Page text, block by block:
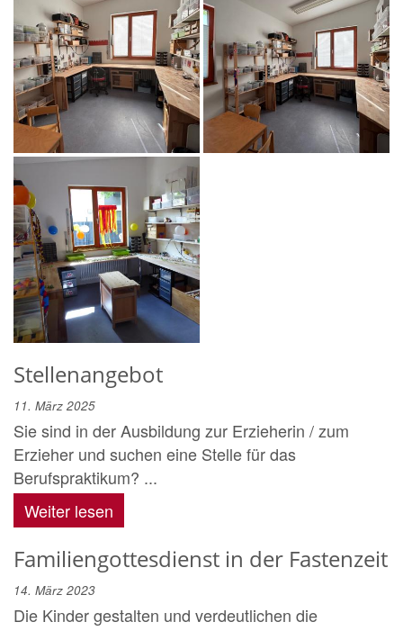
Stellenangebot
11. März 2025
Sie sind in der Ausbildung zur Erzieherin / zum
Erzieher und suchen eine Stelle für das
Berufspraktikum? ...
Weiter lesen
Familiengottesdienst in der Fastenzeit
14. März 2023
Die Kinder gestalten und verdeutlichen die